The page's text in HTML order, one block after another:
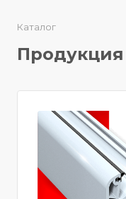
Каталог
Продукция